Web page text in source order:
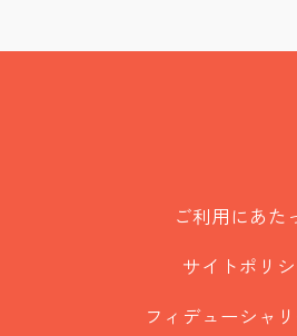
ご利用にあた
サイトポリ
フィデューシャ